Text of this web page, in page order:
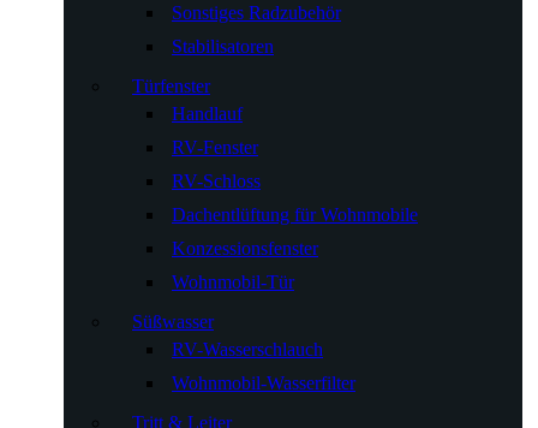
Sonstiges Radzubehör
Stabilisatoren
Türfenster
Handlauf
RV-Fenster
RV-Schloss
Dachentlüftung für Wohnmobile
Konzessionsfenster
Wohnmobil-Tür
Süßwasser
RV-Wasserschlauch
Wohnmobil-Wasserfilter
Tritt & Leiter